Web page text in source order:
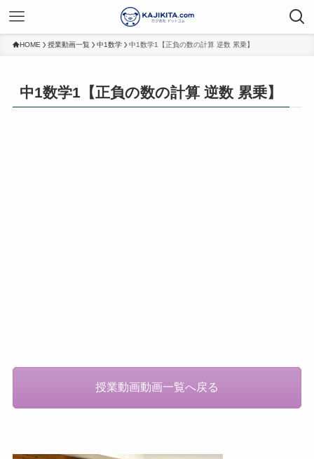
HOME 授業動画一覧 中1数学 中1数学1【正負の数の計算 逆数 累乗】
中1数学1【正負の数の計算 逆数 累乗】
授業動画動画一覧へ戻る